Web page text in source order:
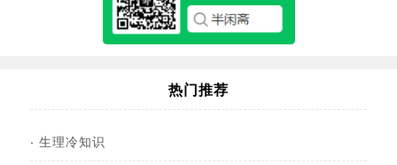
热门推荐
· 生理冷知识